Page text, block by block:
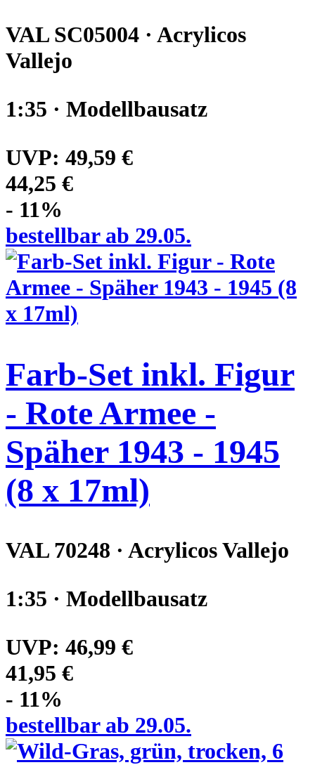
VAL SC05004 · Acrylicos
Vallejo
1:35 · Modellbausatz
UVP: 49,59 €
44,25 €
- 11%
bestellbar ab 29.05.
Farb-Set inkl. Figur
- Rote Armee -
Späher 1943 - 1945
(8 x 17ml)
VAL 70248 · Acrylicos Vallejo
1:35 · Modellbausatz
UVP: 46,99 €
41,95 €
- 11%
bestellbar ab 29.05.